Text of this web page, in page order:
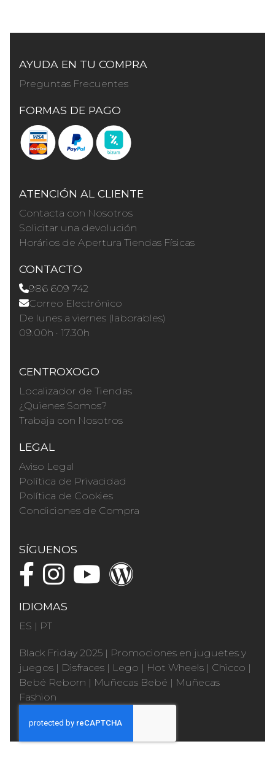
AYUDA EN TU COMPRA
Preguntas Frecuentes
FORMAS DE PAGO
ATENCIÓN AL CLIENTE
Contacta con Nosotros
Solicitar una devolución
Horários de Apertura Tiendas Físicas
CONTACTO
986 609 742
Correo Electrónico
De lunes a viernes (laborables)
09.00h · 17.30h
CENTROXOGO
Localizador de Tiendas
¿Quienes Somos?
Trabaja con Nosotros
LEGAL
Aviso Legal
Política de Privacidad
Política de Cookies
Condiciones de Compra
SÍGUENOS
IDIOMAS
ES | PT
Black Friday 2025 | Promociones en juguetes y
juegos | Disfraces | Lego | Hot Wheels | Chicco |
Bebé Reborn | Muñecas Bebé | Muñecas
Fashion